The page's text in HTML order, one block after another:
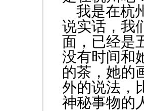
我是在杭
说实话，我
面，已经是
没有时间和
的茶，她的
外的说法，
神秘事物的